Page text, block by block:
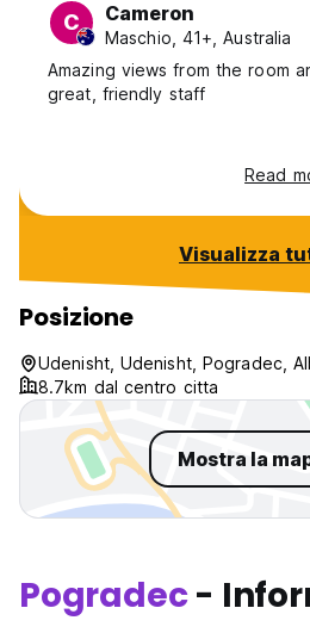
C Cameron
Maschio, 41+, Australia
Amazing views from the room
great, friendly staff
Read
Visualizza
Posizione
Udenisht, Udenisht, Pogradec,
8.7km dal centro citta
Mostra la
Pogradec-